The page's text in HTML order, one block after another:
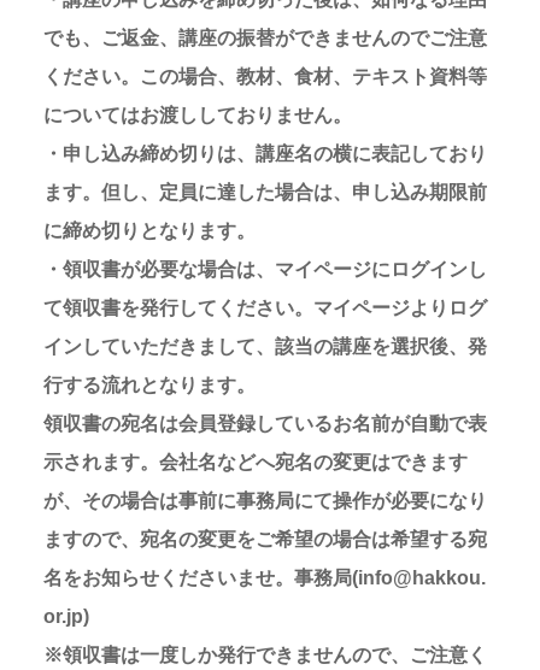
でも、ご返金、講座の振替ができませんのでご注意
ください。この場合、教材、食材、テキスト資料等
についてはお渡ししておりません。
・申し込み締め切りは、講座名の横に表記しており
ます。但し、定員に達した場合は、申し込み期限前
に締め切りとなります。
・領収書が必要な場合は、マイページにログインし
て領収書を発行してください。マイページよりログ
インしていただきまして、該当の講座を選択後、発
行する流れとなります。
領収書の宛名は会員登録しているお名前が自動で表
示されます。会社名などへ宛名の変更はできます
が、その場合は事前に事務局にて操作が必要になり
ますので、宛名の変更をご希望の場合は希望する宛
名をお知らせくださいませ。事務局(info@hakkou.
or.jp)
※領収書は一度しか発行できませんので、ご注意く